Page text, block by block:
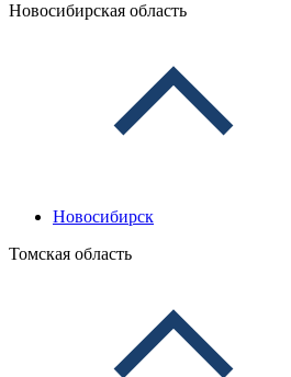
Новосибирская область
Новосибирск
Томская область